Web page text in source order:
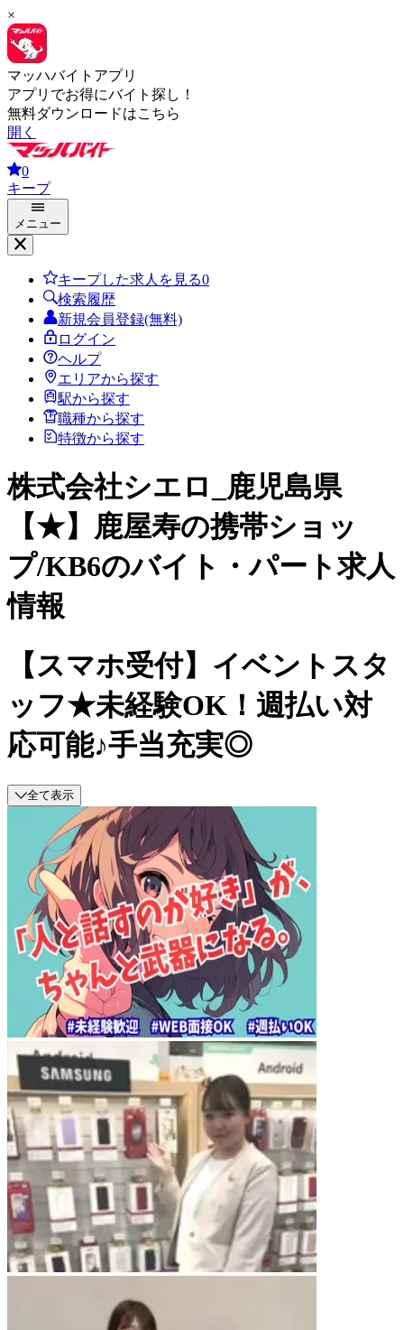
×
マッハバイトアプリ
アプリでお得にバイト探し！
無料ダウンロードはこちら
開く
0
キープ
メニュー
キープした求人を見る0
検索履歴
新規会員登録(無料)
ログイン
ヘルプ
エリアから探す
駅から探す
職種から探す
特徴から探す
株式会社シエロ_鹿児島県
【★】鹿屋寿の携帯ショッ
プ/KB6のバイト・パート求人
情報
【スマホ受付】イベントスタ
ッフ★未経験OK！週払い対
応可能♪手当充実◎
全て表示